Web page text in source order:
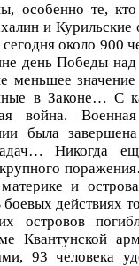
особенно те,
и Курильские
около 900
день Победы
меньшее
в Законе… С
война. Военная
была
задач…
и
действиях
островов
Квантунской
93 человека